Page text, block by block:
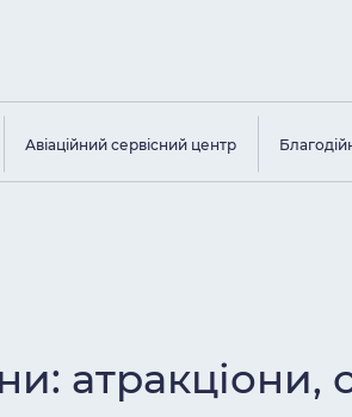
Авіаційний сервісний центр